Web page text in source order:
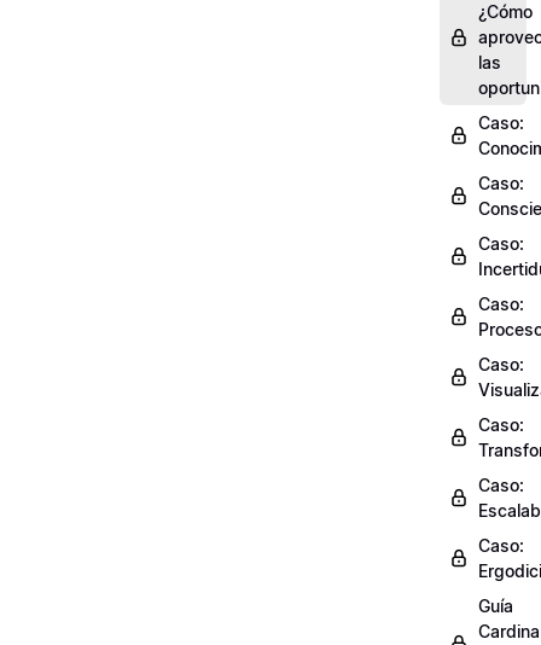
¿Cómo
las
Caso:
Caso:
Caso:
Caso:
Caso:
Caso:
Caso:
Caso:
Guía